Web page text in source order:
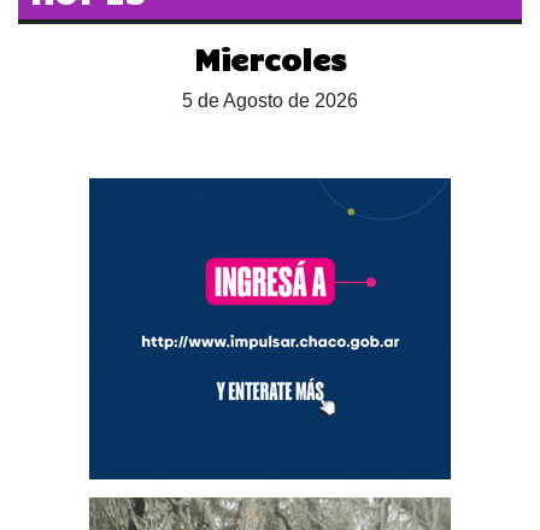
Miercoles
5 de Agosto de 2026